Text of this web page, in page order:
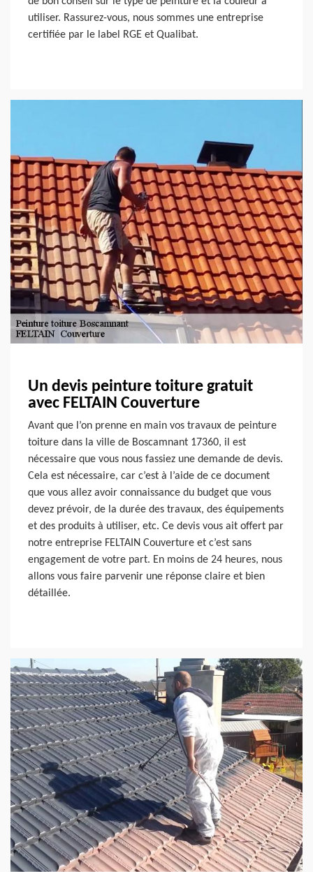
utiliser. Rassurez-vous, nous sommes une entreprise
certifiée par le label RGE et Qualibat.
Un devis peinture toiture gratuit
avec FELTAIN Couverture
Avant que l’on prenne en main vos travaux de peinture
toiture dans la ville de Boscamnant 17360, il est
nécessaire que vous nous fassiez une demande de devis.
Cela est nécessaire, car c’est à l’aide de ce document
que vous allez avoir connaissance du budget que vous
devez prévoir, de la durée des travaux, des équipements
et des produits à utiliser, etc. Ce devis vous ait offert par
notre entreprise FELTAIN Couverture et c’est sans
engagement de votre part. En moins de 24 heures, nous
allons vous faire parvenir une réponse claire et bien
détaillée.